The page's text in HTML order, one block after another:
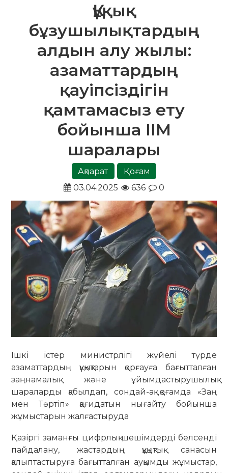
Құқық
бұзушылықтардың
алдын алу жылы:
азаматтардың
қауіпсіздігін
қамтамасыз ету
бойынша ІІМ
шаралары
Ақпарат
Қоғам
03.04.2025
636 0
Ішкі істер министрлігі жүйелі түрде
азаматтардың құқықтарын қорғауға бағытталған
заңнамалық және ұйымдастырушылық
шараларды қабылдап, сондай-ақ қоғамда «Заң
мен Тәртіп» қағидатын нығайту бойынша
жұмыстарын жалғастыруда
Қазіргі заманғы цифрлық шешімдерді белсенді
пайдалану, жастардың құқықтық санасын
қалыптастыруға бағытталған ауқымды жұмыстар,